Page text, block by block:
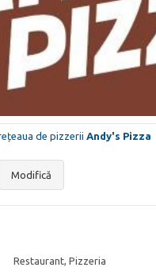
de pizzerii Andy's Pizza
Modifică
Restaurant, Pizzeria